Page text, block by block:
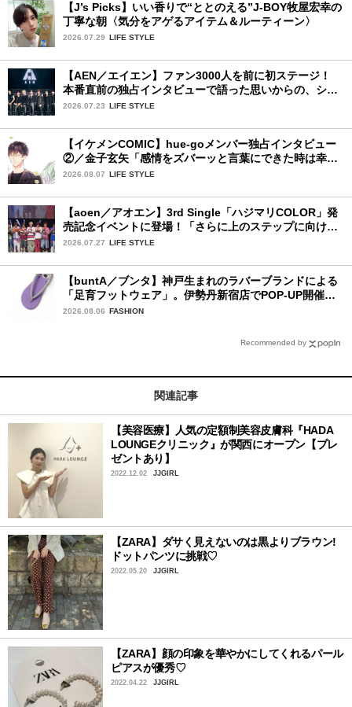
【J’s Picks】いい香りで“ととのえる”J-BOY牧屋宏幸の
丁寧な朝〈気分をアゲるアイテム＆ルーティーン〉
2026.07.29 LIFE STYLE
【AEN／エイエン】ファン3000人を前に初ステージ！
本番直前の独占インタビューで語った思いからの、ショ
ーケース完全レポート！
2026.07.23 LIFE STYLE
【イケメンCOMIC】hue-goメンバー独占インタビュー
②／金子玄矢「感情をズバーッと言葉にできた時は幸
せ〜」
2026.08.07 LIFE STYLE
【aoen／アオエン】3rd Single「ハジマリCOLOR」発
売記念イベントに登場！「さらに上のステップに向けた
新たなハジマリになるように」と爽やかな笑顔で意気込
2026.07.27 LIFE STYLE
【buntA／ブンタ】神戸生まれのラバーブランドによる
「足育フットウェア」。伊勢丹新宿店でPOP-UP開催
中！
2026.08.06 FASHION
Recommended by
関連記事
【美容医療】人気の定額制美容皮膚科『HADA
LOUNGEクリニック』が関西にオープン【プレ
ゼントあり】
2022.12.02 JJGIRL
【ZARA】ダサく見えないのは黒よりブラウン!
ドットパンツに挑戦♡
2022.05.20 JJGIRL
【ZARA】顔の印象を華やかにしてくれるパール
ピアスが優秀♡
2022.04.22 JJGIRL